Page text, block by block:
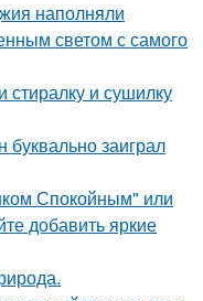
наполняли
светом с самого
стиралку и сушилку
заиграл
Спокойным" или
добавить яркие